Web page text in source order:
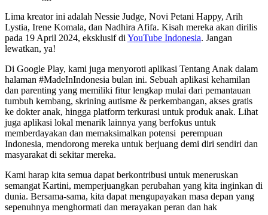
Lima kreator ini adalah Nessie Judge, Novi Petani Happy, Arih
Lystia, Irene Komala, dan Nadhira Afifa. Kisah mereka akan dirilis
pada 19 April 2024, eksklusif di YouTube Indonesia. Jangan
lewatkan, ya!
Di Google Play, kami juga menyoroti aplikasi Tentang Anak dalam
halaman #MadeInIndonesia bulan ini. Sebuah aplikasi kehamilan
dan parenting yang memiliki fitur lengkap mulai dari pemantauan
tumbuh kembang, skrining autisme & perkembangan, akses gratis
ke dokter anak, hingga platform terkurasi untuk produk anak. Lihat
juga aplikasi lokal menarik lainnya yang berfokus untuk
memberdayakan dan memaksimalkan potensi perempuan
Indonesia, mendorong mereka untuk berjuang demi diri sendiri dan
masyarakat di sekitar mereka.
Kami harap kita semua dapat berkontribusi untuk meneruskan
semangat Kartini, memperjuangkan perubahan yang kita inginkan di
dunia. Bersama-sama, kita dapat mengupayakan masa depan yang
sepenuhnya menghormati dan merayakan peran dan hak